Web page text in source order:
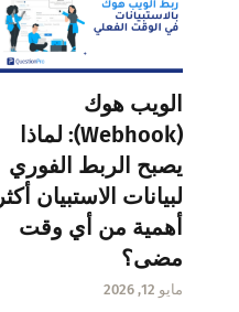
الويب هوك
(Webhook): لماذا
يصبح الربط الفوري
لبيانات الاستبيان أكثر
أهمية من أي وقت
مضى؟
مايو 12, 2026